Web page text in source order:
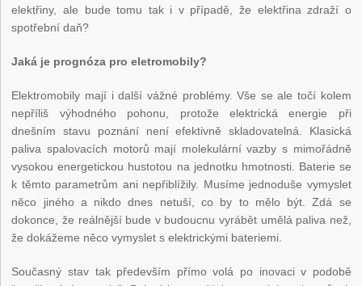
elektřiny, ale bude tomu tak i v případě, že elektřina zdraží o
spotřební daň?
Jaká je prognóza pro eletromobily?
Elektromobily mají i další vážné problémy. Vše se ale točí kolem
nepříliš výhodného pohonu, protože elektrická energie při
dnešním stavu poznání není efektivně skladovatelná. Klasická
paliva spalovacích motorů mají molekulární vazby s mimořádně
vysokou energetickou hustotou na jednotku hmotnosti. Baterie se
k těmto parametrům ani nepřiblížily. Musíme jednoduše vymyslet
něco jiného a nikdo dnes netuší, co by to mělo být. Zdá se
dokonce, že reálnější bude v budoucnu vyrábět umělá paliva než,
že dokážeme něco vymyslet s elektrickými bateriemi.
Současný stav tak především přímo volá po inovaci v podobě